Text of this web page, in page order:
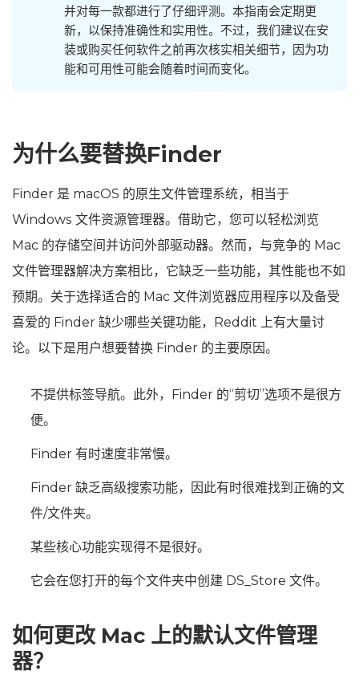
并对每一款都进行了仔细评测。本指南会定期更
新，以保持准确性和实用性。不过，我们建议在安
装或购买任何软件之前再次核实相关细节，因为功
能和可用性可能会随着时间而变化。
为什么要替换Finder
Finder 是 macOS 的原生文件管理系统，相当于
Windows 文件资源管理器。借助它，您可以轻松浏览
Mac 的存储空间并访问外部驱动器。然而，与竞争的 Mac
文件管理器解决方案相比，它缺乏一些功能，其性能也不如
预期。关于选择适合的 Mac 文件浏览器应用程序以及备受
喜爱的 Finder 缺少哪些关键功能，Reddit 上有大量讨
论。以下是用户想要替换 Finder 的主要原因。
不提供标签导航。此外，Finder 的“剪切”选项不是很方
便。
Finder 有时速度非常慢。
Finder 缺乏高级搜索功能，因此有时很难找到正确的文
件/文件夹。
某些核心功能实现得不是很好。
它会在您打开的每个文件夹中创建 DS_Store 文件。
如何更改 Mac 上的默认文件管理
器？